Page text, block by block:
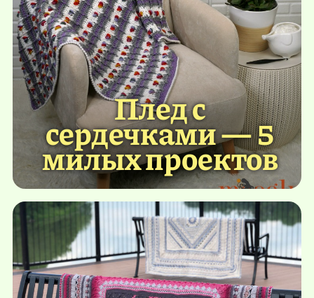
Плед с
сердечками — 5
милых проектов